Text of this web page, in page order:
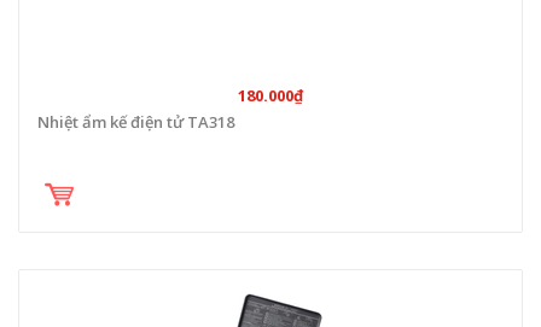
180.000₫
Nhiệt ẩm kế điện tử TA318